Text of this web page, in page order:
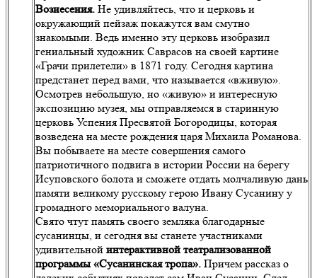
Вознесения. Не удивляйтесь, что и церковь и
окружающий пейзаж покажутся вам смутно
знакомыми. Ведь именно эту церковь изобразил
гениальный художник Саврасов на своей картине
«Грачи прилетели» в 1871 году. Сегодня картина
предстанет перед вами, что называется «вживую».
Осмотрев небольшую, но «живую» и интересную
экспозицию музея, мы отправляемся в старинную
церковь Успения Пресвятой Богородицы, которая
возведена на месте рождения царя Михаила Романова.
Вы побываете на месте совершения самого
патриотичного подвига в истории России на берегу
Исуповского болота и сможете отдать молчаливую дань
памяти великому русскому герою Ивану Сусанину у
громадного мемориального валуна.
Свято чтут память своего земляка благодарные
сусанинцы, и сегодня вы станете участниками
удивительной интерактивной театрализованной
программы «Сусанинская тропа». Причем рассказ о